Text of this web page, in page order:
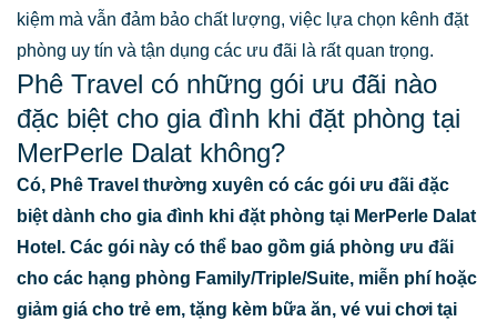
kiệm mà vẫn đảm bảo chất lượng, việc lựa chọn kênh đặt
phòng uy tín và tận dụng các ưu đãi là rất quan trọng.
Phê Travel có những gói ưu đãi nào
đặc biệt cho gia đình khi đặt phòng tại
MerPerle Dalat không?
Có, Phê Travel thường xuyên có các gói ưu đãi đặc
biệt dành cho gia đình khi đặt phòng tại MerPerle Dalat
Hotel. Các gói này có thể bao gồm giá phòng ưu đãi
cho các hạng phòng Family/Triple/Suite, miễn phí hoặc
giảm giá cho trẻ em, tặng kèm bữa ăn, vé vui chơi tại